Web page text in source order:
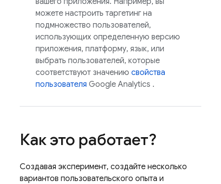
можете настроить таргетинг на
подмножество пользователей,
использующих определенную версию
приложения, платформу, язык, или
выбрать пользователей, которые
соответствуют значению свойства
пользователя Google Analytics .
Как это работает?
Создавая эксперимент, создайте несколько
вариантов пользовательского опыта и